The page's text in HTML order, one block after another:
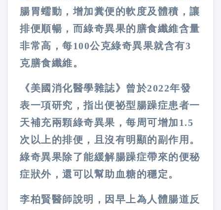
腸胃蠕動，增加糞便的軟度及體積，讓
排便順暢，而綠奇異果的膳食纖維含量
非常高，每100公克綠奇異果就含有3
克膳食纖維。
《美國消化醫學雜誌》曾於2022年發
表一項研究，指出便祕型腸躁症患者一
天補充兩顆綠奇異果，每周可增加1.5
次以上的排便，且沒有明顯的副作用。
綠奇異果除了能緩解腸躁症帶來的便秘
症狀外，還可以幫助血糖的穩定。
李柏賢醫師說明，因早上為人體腸道反